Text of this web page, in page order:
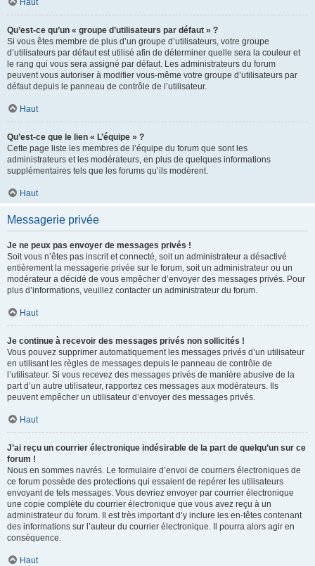
Haut
Qu’est-ce qu’un « groupe d’utilisateurs par défaut » ?
Si vous êtes membre de plus d’un groupe d’utilisateurs, votre groupe
d’utilisateurs par défaut est utilisé afin de déterminer quelle sera la couleur et
le rang qui vous sera assigné par défaut. Les administrateurs du forum
peuvent vous autoriser à modifier vous-même votre groupe d’utilisateurs par
défaut depuis le panneau de contrôle de l’utilisateur.
Haut
Qu’est-ce que le lien « L’équipe » ?
Cette page liste les membres de l’équipe du forum que sont les
administrateurs et les modérateurs, en plus de quelques informations
supplémentaires tels que les forums qu’ils modèrent.
Haut
Messagerie privée
Je ne peux pas envoyer de messages privés !
Soit vous n’êtes pas inscrit et connecté, soit un administrateur a désactivé
entièrement la messagerie privée sur le forum, soit un administrateur ou un
modérateur a décidé de vous empêcher d’envoyer des messages privés. Pour
plus d’informations, veuillez contacter un administrateur du forum.
Haut
Je continue à recevoir des messages privés non sollicités !
Vous pouvez supprimer automatiquement les messages privés d’un utilisateur
en utilisant les règles de messages depuis le panneau de contrôle de
l’utilisateur. Si vous recevez des messages privés de manière abusive de la
part d’un autre utilisateur, rapportez ces messages aux modérateurs. Ils
peuvent empêcher un utilisateur d’envoyer des messages privés.
Haut
J’ai reçu un courrier électronique indésirable de la part de quelqu’un sur ce
forum !
Nous en sommes navrés. Le formulaire d’envoi de courriers électroniques de
ce forum possède des protections qui essaient de repérer les utilisateurs
envoyant de tels messages. Vous devriez envoyer par courrier électronique
une copie complète du courrier électronique que vous avez reçu à un
administrateur du forum. Il est très important d’y inclure les en-têtes contenant
des informations sur l’auteur du courrier électronique. Il pourra alors agir en
conséquence.
Haut